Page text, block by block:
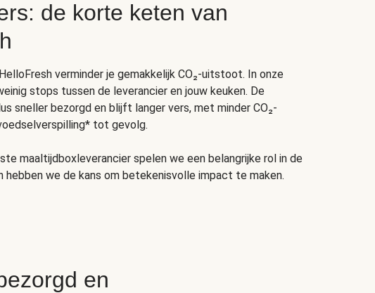
de korte keten van
verminder je gemakkelijk CO₂-uitstoot. In onze
stops tussen de leverancier en jouw keuken. De
sneller bezorgd en blijft langer vers, met minder CO₂-
tot gevolg.
maaltijdboxleverancier spelen we een belangrijke rol in de
hebben we de kans om betekenisvolle impact te maken.
en